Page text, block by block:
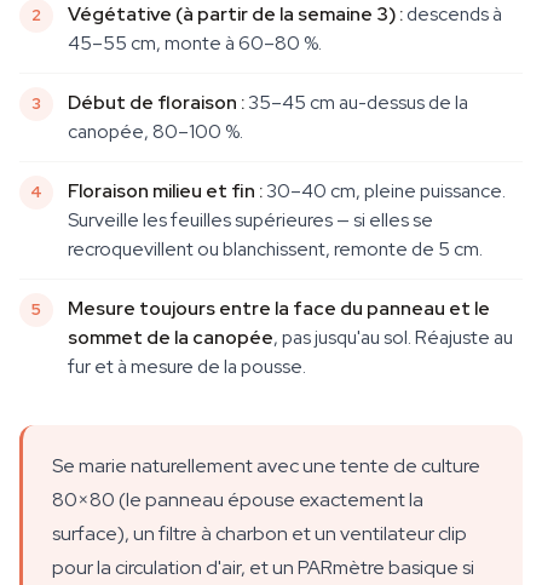
Végétative (à partir de la semaine 3) :descends à
45–55 cm, monte à 60–80 %.
Début de floraison :35–45 cm au-dessus de la
canopée, 80–100 %.
Floraison milieu et fin :30–40 cm, pleine puissance.
Surveille les feuilles supérieures — si elles se
recroquevillent ou blanchissent, remonte de 5 cm.
Mesure toujours entre la face du panneau et le
sommet de la canopée, pas jusqu'au sol. Réajuste au
fur et à mesure de la pousse.
Se marie naturellement avec une tente de culture
80×80 (le panneau épouse exactement la
surface), un filtre à charbon et un ventilateur clip
pour la circulation d'air, et un PARmètre basique si